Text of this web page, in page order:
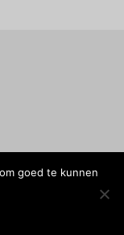
goed te kunnen